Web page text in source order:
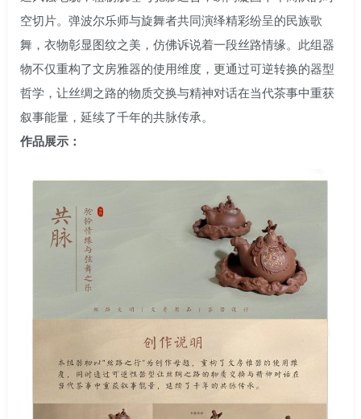
空切片。弹波尔乐师与旋舞者共同演绎精彩纷呈的民族歌
舞，衣物彰显图纹之美，仿佛诉说着一段丝路情缘。此组器
物不仅重构了文房雅器的使用维度，更通过可逆转换的器型
哲学，让丝绸之路的物质交换与精神对话在当代茶事中重获
叙事能量，延续了千年的共脉传承。
作品展示：